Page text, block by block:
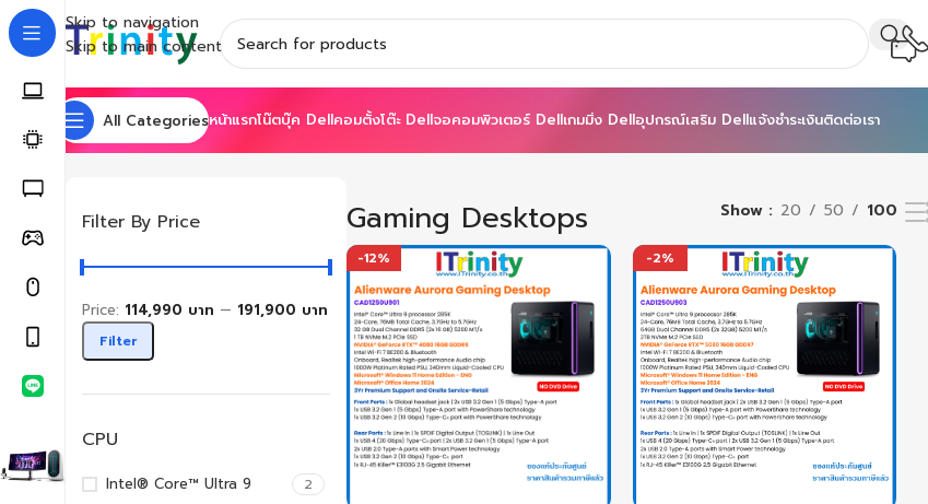
Skip to navigation
Skip to main content
All Categoriesหน้าแรกโน๊ตบุ๊ค Dellคอมตั้งโต๊ะ Dellจอคอมพิวเตอร์ Dellเกมมิ่ง Dellอุปกรณ์เสริม Dellแจ้งชำระเงินติดต่อเรา
Home Shop Gaming
Filter By Price
Filter
Price: 114,990 บาท — 191,900 บาท
CPU
Intel® Core™ Ultra 9 2
Gaming Desktops Show 20 50 100
-12% -2%